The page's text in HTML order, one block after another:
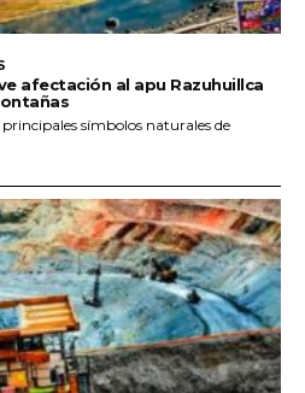
afectación al apu Razuhuillca
símbolos naturales de